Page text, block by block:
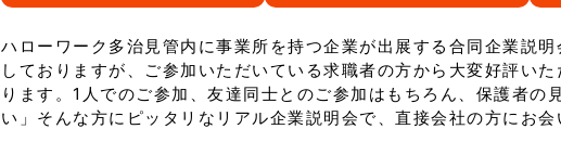
ハローワーク多治見管内に事業所を持つ企業が出展する合同企業説
しておりますが、ご参加いただいている求職者の方から大変好評い
ります。1人でのご参加、友達同士とのご参加はもちろん、保護者の
い」そんな方にピッタリなリアル企業説明会で、直接会社の方にお会